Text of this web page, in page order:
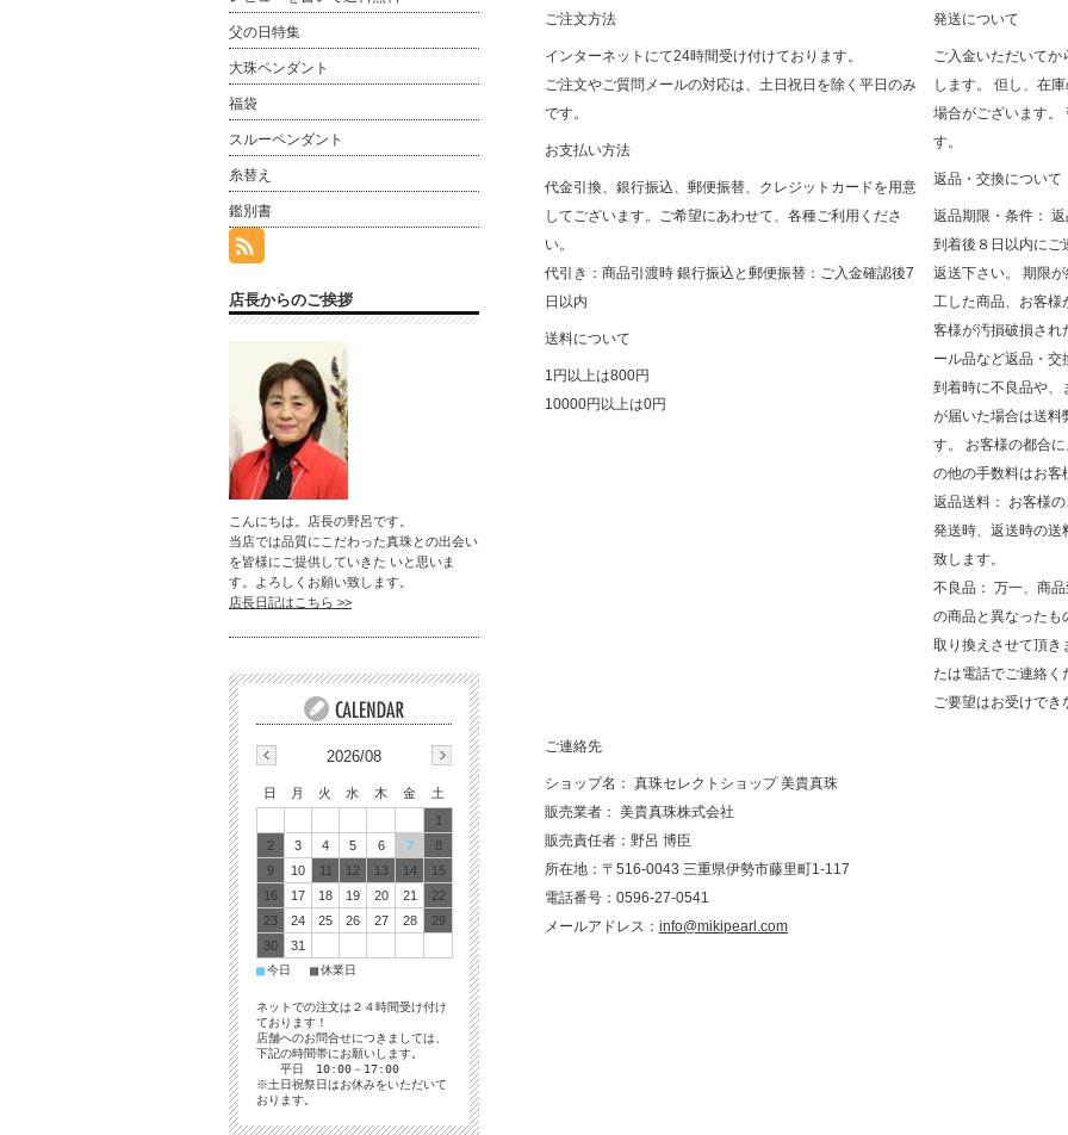
ご注文方法
インターネットにて24時間受け付けております。
ご注文やご質問メールの対応は、土日祝日を除く平日のみ
です。
お支払い方法
代金引換、銀行振込、郵便振替、クレジットカードを用意
してございます。ご希望にあわせて、各種ご利用くださ
い。
代引き：商品引渡時 銀行振込と郵便振替：ご入金確認後7
日以内
送料について
1円以上は800円
10000円以上は0円
発送について
ご入金いただいて
します。 但し、在
場合がございます。
す。
返品・交換について
返品期限・条件：
到着後８日以内にご
返送下さい。 期限
工した商品、お客様
客様が汚損破損され
ール品など返品・交
到着時に不良品や、
が届いた場合は送料
す。 お客様の都合
の他の手数料はお客
返品送料： お客様
発送時、返送時の送
致します。
不良品： 万一、商
の商品と異なったも
取り換えさせて頂き
たは電話でご連絡く
ご要望はお受けでき
ご連絡先
ショップ名： 真珠セレクトショップ 美貴真珠
販売業者： 美貴真珠株式会社
販売責任者：野呂 博臣
所在地：〒516-0043 三重県伊勢市藤里町1-117
電話番号：0596-27-0541
メールアドレス： info@mikipearl.com
父の日特集
大珠ペンダント
福袋
スルーペンダント
糸替え
鑑別書
店長からのご挨拶
こんにちは。店長の野呂です。
当店では品質にこだわった真珠との出会い
を皆様にご提供していきた いと思いま
す。よろしくお願い致します。
店長日記はこちら >>
2026/08
日 月 火 水 木 金
土
1
2
3 4 5 6 7
8
9
10 11 12 13 14
15
16
17 18 19 20 21
22
23
24 25 26 27 28
29
30
31
■今日 ■休業日
ネットでの注文は２４時間受け付け
ております！
店舗へのお問合せにつきましては、
下記の時間帯にお願いします。
平日 10:00－17:00
※土日祝祭日はお休みをいただいて
おります。